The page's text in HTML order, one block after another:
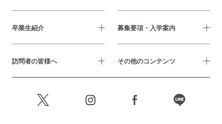
卒業生紹介 募集要項・入学案内
訪問者の皆様へ その他のコンテンツ